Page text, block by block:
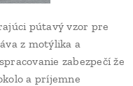
pútavý vzor pre
z motýlika a
zabezpečí že
a príjemne